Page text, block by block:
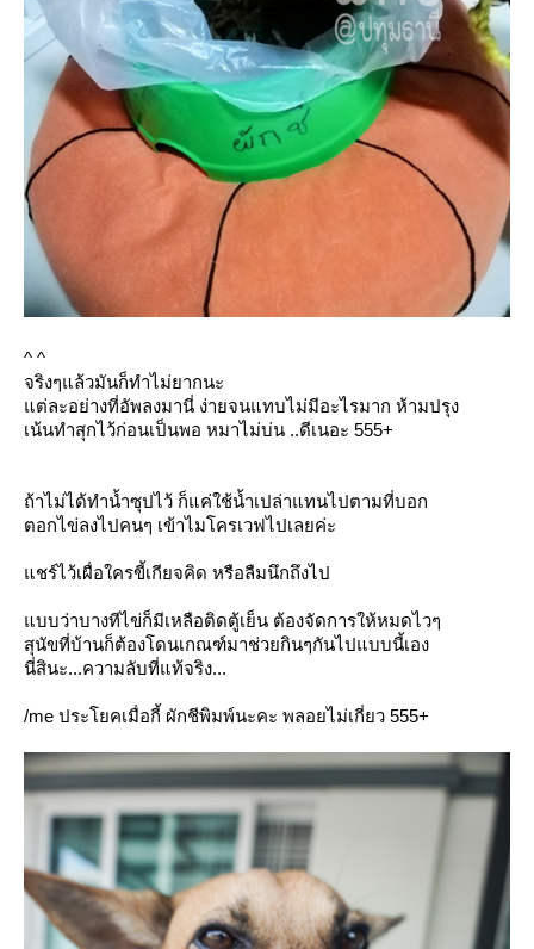
^ ^
จริงๆแล้วมันก็ทำไม่ยากนะ
ต่ละอย่างที่อัพลงมานี่ ง่ายจนแทบไม่มีอะไรมาก ห้ามปรุง
เน้นทำสุกไว้ก่อนเป็นพอ หมาไม่บ่น ..ดีเนอะ 555+
ถ้าไม่ได้ทำน้ำซุปไว้ ก็แค่ใช้น้ำเปล่าแทนไปตามที่บอก
ตอกไข่ลงไปคนๆ เข้าไมโครเวฟไปเลยค่ะ
ชร์ไว้เผื่อใครขี้เกียจคิด หรือลืมนึกถึงไป
บบว่าบางทีไข่ก็มีเหลือติดตู้เย็น ต้องจัดการให้หมดไวๆ
สุนัขที่บ้านก็ต้องโดนเกณฑ์มาช่วยกินๆกันไปแบบนี้เอง
นี่สินะ...ความลับที่แท้จริง...
/me ประโยคเมื่อกี้ ผักชีพิมพ์นะคะ พลอยไม่เกี่ยว 555+